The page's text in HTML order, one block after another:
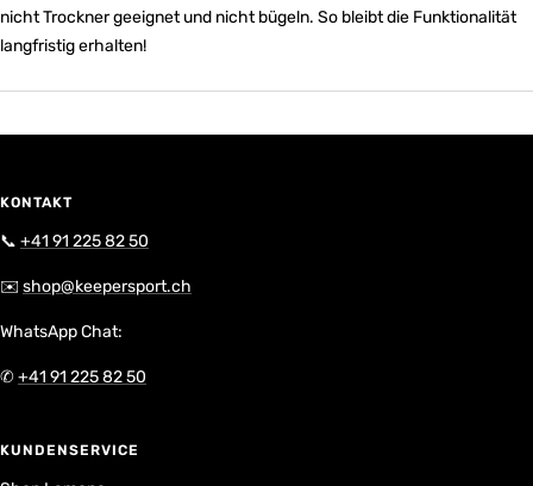
nicht Trockner geeignet und nicht bügeln. So bleibt die Funktionalität
langfristig erhalten!
KONTAKT
📞 +41 91 225 82 50
✉️ shop@keepersport.ch
WhatsApp Chat:
✆+41 91 225 82 50
KUNDENSERVICE